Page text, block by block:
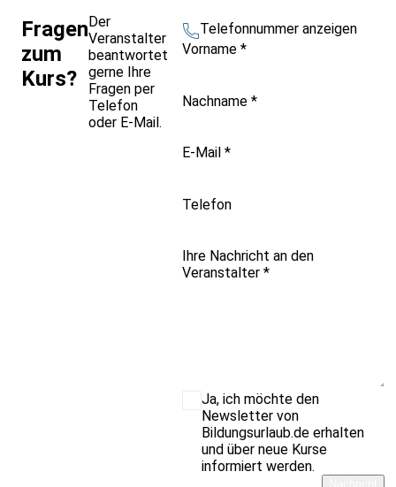
Fragen
zum
Kurs?
Der
Veranstalter
beantwortet
gerne Ihre
Fragen per
Telefon
oder E-Mail.
Telefonnummer anzeigen
Vorname *
Nachname *
E-Mail *
Telefon
Ihre Nachricht an den
Veranstalter *
Ja, ich möchte den
Newsletter von
Bildungsurlaub.de erhalten
und über neue Kurse
informiert werden.